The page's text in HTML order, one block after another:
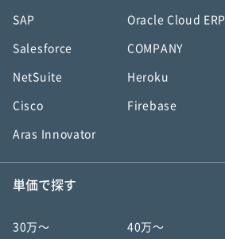
SAP Oracle Cloud ERP
Salesforce COMPANY
NetSuite Heroku
Cisco Firebase
Aras Innovator
単価で探す
30万〜 40万〜